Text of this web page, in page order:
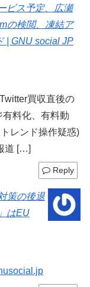
ビス予定、広瀬
の検閲、凍結ア
| GNU social JP
買収直後の
料化、有料動
レンド操作疑惑)
道 […]
Reply
策の後退
はEU